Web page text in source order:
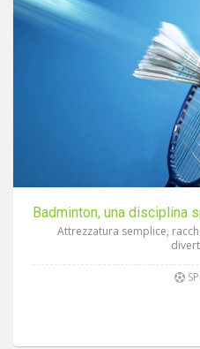
Badminton, una disciplina
Attrezzatura semplice,